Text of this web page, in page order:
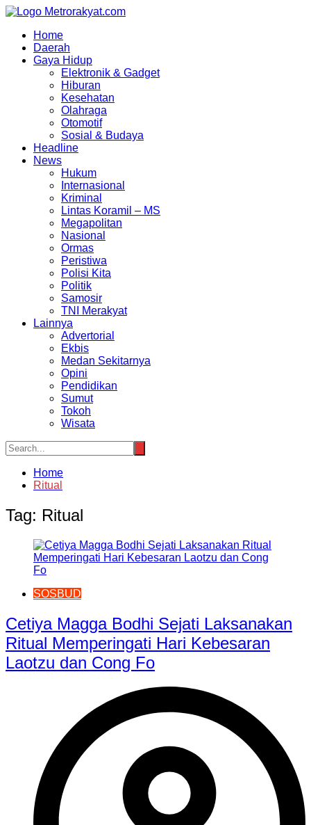
Skip
contentHome
Daerah
Gaya Hidup
Elektronik & Gadget
Hiburan
Kesehatan
Olahraga
Otomotif
Sosial & Budaya
Headline
News
Hukum
Internasional
Kriminal
Lintas Koramil – MS
Megapolitan
Nasional
Ormas
Peristiwa
Polisi Kita
Politik
Samosir
TNI Merakyat
Lainnya
Advertorial
Ekbis
Medan Sekitarnya
Opini
Pendidikan
Sumut
Tokoh
Wisata
Home
Ritual
Tag: Ritual
SOSBUD
Cetiya Magga Bodhi Sejati Laksanakan
Ritual Memperingati Hari Kebesaran
Laotzu dan Cong Fo